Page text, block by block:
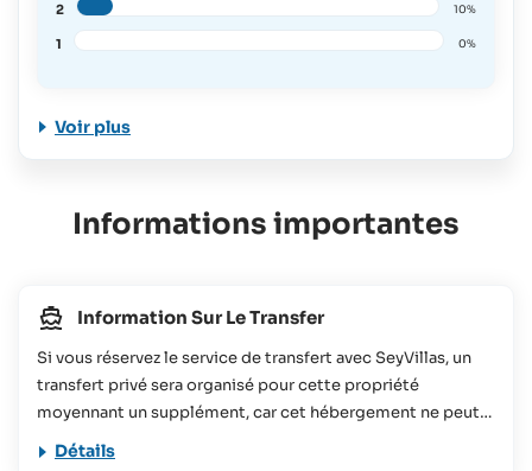
2 10%
1 0%
Voir plus
Informations importantes
Information Sur Le Transfer
Si vous réservez le service de transfert avec SeyVillas, un
transfert privé sera organisé pour cette propriété
moyennant un supplément, car cet hébergement ne peut
pas être desservi par le bus de transfert.
Détails